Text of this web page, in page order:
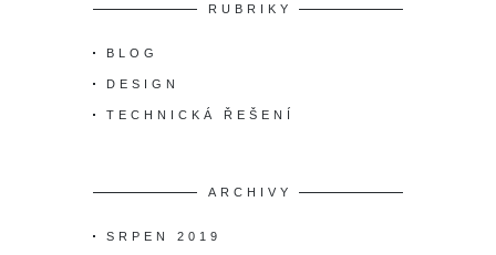
RUBRIKY
BLOG
DESIGN
TECHNICKÁ ŘEŠENÍ
ARCHIVY
SRPEN 2019